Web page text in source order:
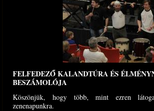
FELFEDEZŐ KALANDTÚRA ÉS
BESZÁMOLÓJA
Köszönjük, hogy több, mint ezren
zenenapunkra.